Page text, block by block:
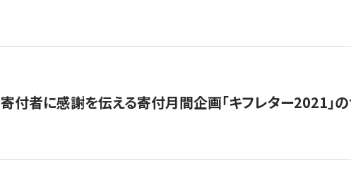
寄付者に感謝を伝える寄付月間企画「キフレター2021」